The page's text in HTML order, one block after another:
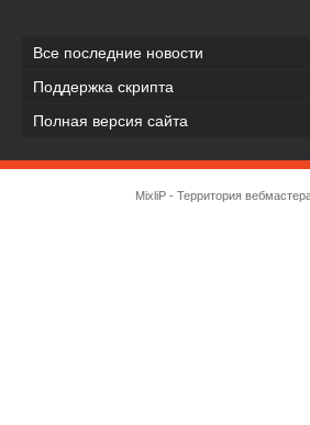
Все последние новости
Поддержка скрипта
Полная версия сайта
MixliP - Территория